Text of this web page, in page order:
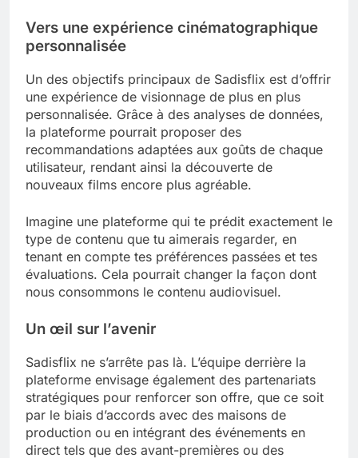
Vers une expérience cinématographique
personnalisée
Un des objectifs principaux de Sadisflix est d’offrir
une expérience de visionnage de plus en plus
personnalisée. Grâce à des analyses de données,
la plateforme pourrait proposer des
recommandations adaptées aux goûts de chaque
utilisateur, rendant ainsi la découverte de
nouveaux films encore plus agréable.
Imagine une plateforme qui te prédit exactement le
type de contenu que tu aimerais regarder, en
tenant en compte tes préférences passées et tes
évaluations. Cela pourrait changer la façon dont
nous consommons le contenu audiovisuel.
Un œil sur l’avenir
Sadisflix ne s’arrête pas là. L’équipe derrière la
plateforme envisage également des partenariats
stratégiques pour renforcer son offre, que ce soit
par le biais d’accords avec des maisons de
production ou en intégrant des événements en
direct tels que des avant-premières ou des